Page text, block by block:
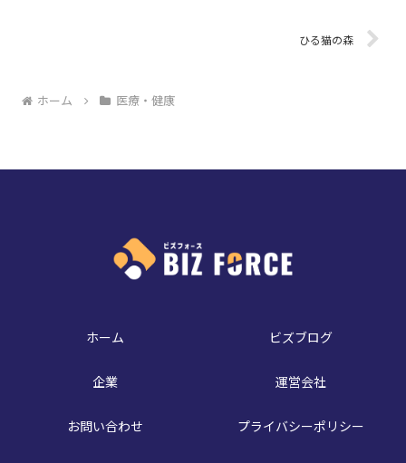
ひる猫の森
ホーム 医療・健康
ホーム ビズブログ
企業 運営会社
お問い合わせ プライバシーポリシー